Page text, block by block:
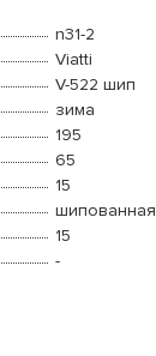
n31-2
Viatti
V-522 шип
зима
195
65
15
шипованная
15
-